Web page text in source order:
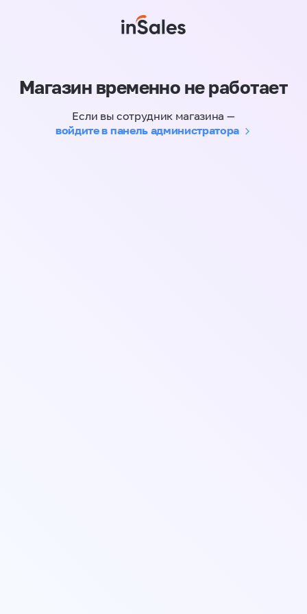
Магазин временно не работает
Если вы сотрудник магазина —
войдите в панель администратора